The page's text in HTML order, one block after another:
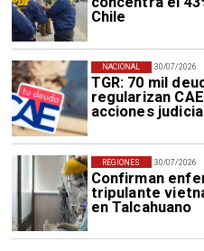
Chile
30/07/2026
TGR: 70 mil
regularizan
acciones
NACIONAL
30/07/2026
Confirman
tripulante
en Talcahuano
REGIONES